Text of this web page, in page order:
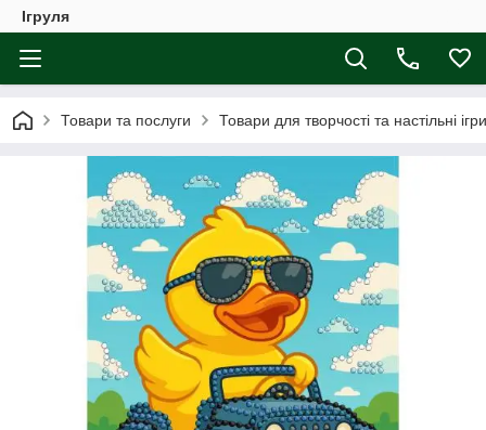
Ігруля
Товари та послуги Товари для творчості та настільні ігри